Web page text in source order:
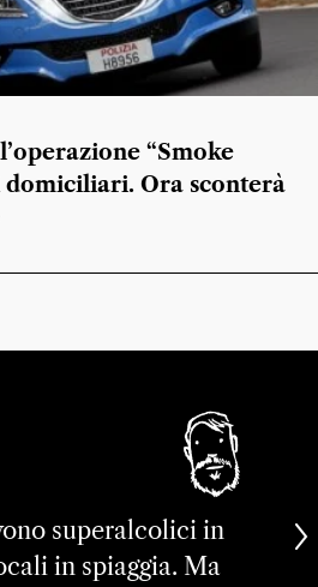
“Smoke
domiciliari. Ora sconterà
superalcolici in
in spiaggia. Ma